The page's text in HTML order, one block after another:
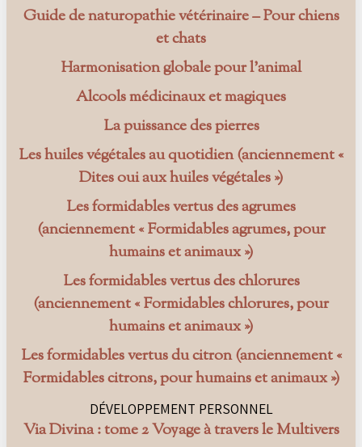
Guide de naturopathie vétérinaire – Pour chiens
et chats
Harmonisation globale pour l’animal
Alcools médicinaux et magiques
La puissance des pierres
Les huiles végétales au quotidien (anciennement «
Dites oui aux huiles végétales »)
Les formidables vertus des agrumes
(anciennement « Formidables agrumes, pour
humains et animaux »)
Les formidables vertus des chlorures
(anciennement « Formidables chlorures, pour
humains et animaux »)
Les formidables vertus du citron (anciennement «
Formidables citrons, pour humains et animaux »)
DÉVELOPPEMENT PERSONNEL
Via Divina : tome 2 Voyage à travers le Multivers